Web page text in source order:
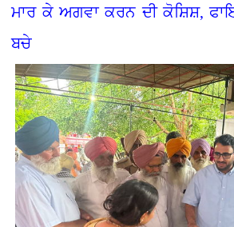
ਮਾਰ ਕੇ ਅਗਵਾ ਕਰਨ ਦੀ ਕੋਸ਼ਿਸ਼,
ਬਚੇ